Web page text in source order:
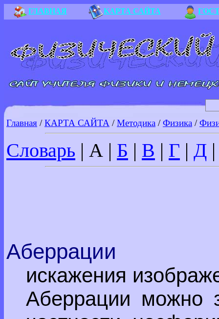
ГЛАВНАЯ КАРТА САЙТА
Главная /КАРТА САЙТА /Методика /Физика /
Словарь | А | Б | В | Г | Д
Аберрации
искажения
Аберрации можно